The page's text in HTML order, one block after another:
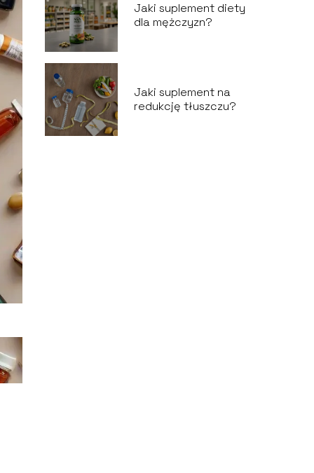
Jaki suplement diety
dla mężczyzn?
Jaki suplement na
redukcję tłuszczu?